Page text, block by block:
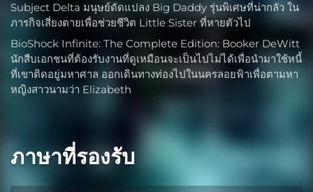
Subject Delta มนุษย์ดัดแปลง Big Daddy รุ่นพิเศษที่น่ากลัว ใน
ภารกิจเสี่ยงตายเพื่อช่วยชีวิต Little Sister ที่หายตัวไป
BioShock Infinite: The Complete Edition: Booker DeWitt
นักสืบเอกชนที่ต้องรับงานที่ดูเหมือนจะเป็นไปไม่ได้เพื่อนำมาใช้หนี้
ที่เขาติดอยู่มหาศาล ออกเดินทางท่องไปในนครลอยฟ้าเพื่อตามหา
หญิงสาวนามว่า Elizabeth
ภาษาที่รองรับ